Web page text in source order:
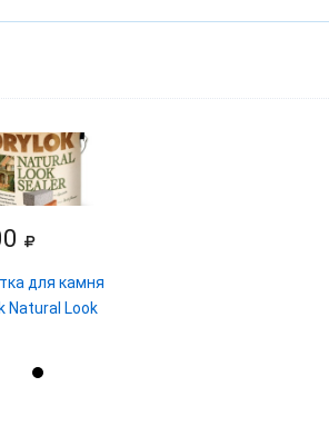
для камня
Natural Look